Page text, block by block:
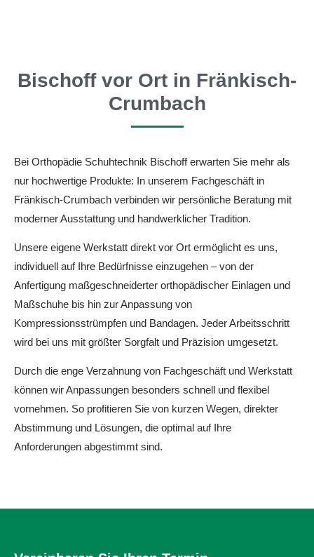
Bischoff vor Ort in Fränkisch-
Crumbach
Bei Orthopädie Schuhtechnik Bischoff erwarten Sie mehr als
nur hochwertige Produkte: In unserem Fachgeschäft in
Fränkisch-Crumbach verbinden wir persönliche Beratung mit
moderner Ausstattung und handwerklicher Tradition.
Unsere eigene Werkstatt direkt vor Ort ermöglicht es uns,
individuell auf Ihre Bedürfnisse einzugehen – von der
Anfertigung maßgeschneiderter orthopädischer Einlagen und
Maßschuhe bis hin zur Anpassung von
Kompressionsstrümpfen und Bandagen. Jeder Arbeitsschritt
wird bei uns mit größter Sorgfalt und Präzision umgesetzt.
Durch die enge Verzahnung von Fachgeschäft und Werkstatt
können wir Anpassungen besonders schnell und flexibel
vornehmen. So profitieren Sie von kurzen Wegen, direkter
Abstimmung und Lösungen, die optimal auf Ihre
Anforderungen abgestimmt sind.